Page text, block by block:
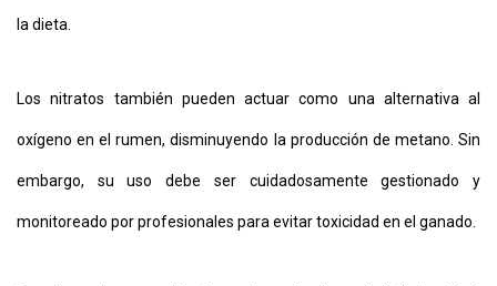
la dieta.
Los nitratos también pueden actuar como una alternativa al
oxígeno en el rumen, disminuyendo la producción de metano. Sin
embargo, su uso debe ser cuidadosamente gestionado y
monitoreado por profesionales para evitar toxicidad en el ganado.